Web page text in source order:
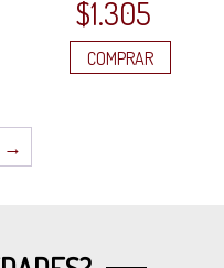
$1.305
COMPRAR
→